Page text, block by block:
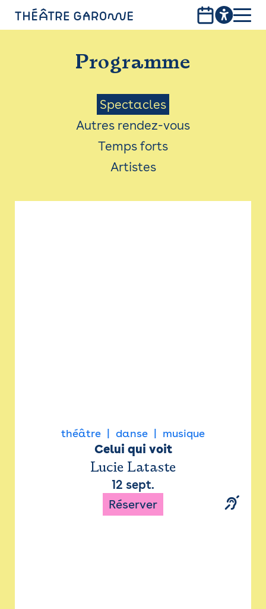
PROGRAMME
INFOS PRATIQUES
AVEC LES PUBLICS
ACCESSIBILITÉ
LES PRODUCTIONS
Programme
Menu
Saison
Spectacles
Autres rendez-vous
Temps forts
Artistes
théâtre danse musique
Celui qui voit
Lucie Lataste
12 sept.
Réserver